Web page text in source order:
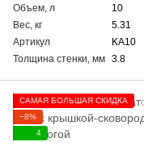
Объем, л
10
Вес, кг
5.31
Артикул
KA10
Толщина стенки, мм 3.8
САМАЯ БОЛЬШАЯ СКИДКА
−8%
4